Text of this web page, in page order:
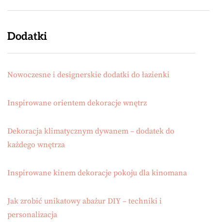
Dodatki
Nowoczesne i designerskie dodatki do łazienki
Inspirowane orientem dekoracje wnętrz
Dekoracja klimatycznym dywanem – dodatek do
każdego wnętrza
Inspirowane kinem dekoracje pokoju dla kinomana
Jak zrobić unikatowy abażur DIY – techniki i
personalizacja